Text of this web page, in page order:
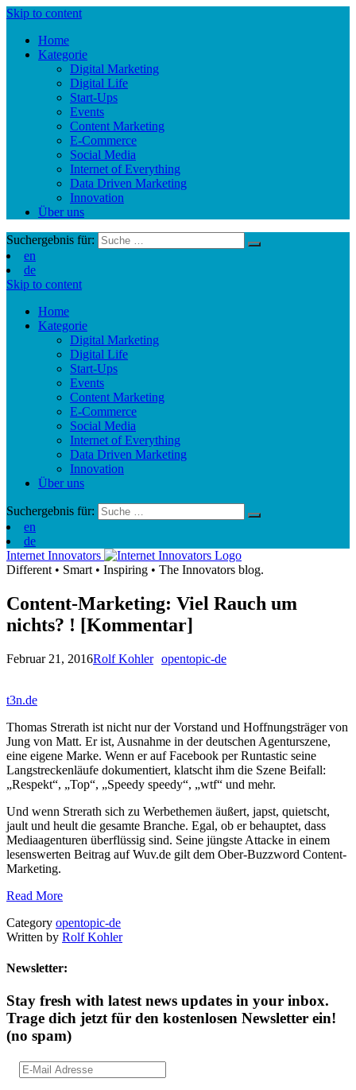
Skip to content
Home
Kategorie
Digital Marketing
Digital Life
Start-Ups
Events
Content Marketing
E-Commerce
Social Media
Internet of Everything
Data Driven Marketing
Innovation
Über uns
Suchergebnis für:
en
de
Skip to content
Home
Kategorie
Digital Marketing
Digital Life
Start-Ups
Events
Content Marketing
E-Commerce
Social Media
Internet of Everything
Data Driven Marketing
Innovation
Über uns
Suchergebnis für:
en
de
Internet Innovators
Different • Smart • Inspiring • The Innovators blog.
Content-Marketing: Viel Rauch um
nichts? ! [Kommentar]
Februar 21, 2016Rolf Kohler opentopic-de
t3n.de
Thomas Strerath ist nicht nur der Vorstand und Hoffnungsträger von
Jung von Matt. Er ist, Ausnahme in der deutschen Agenturszene,
eine eigene Marke. Wenn er auf Facebook per Runtastic seine
Langstreckenläufe dokumentiert, klatscht ihm die Szene Beifall:
„Respekt“, „Top“, „Speedy speedy“, „wtf“ und mehr.
Und wenn Strerath sich zu Werbethemen äußert, japst, quietscht,
jault und heult die gesamte Branche. Egal, ob er behauptet, dass
Mediaagenturen überflüssig sind. Seine jüngste Attacke in einem
lesenswerten Beitrag auf Wuv.de gilt dem Ober-Buzzword Content-
Marketing.
Read More
Category opentopic-de
Written by Rolf Kohler
Newsletter:
Stay fresh with latest news updates in your inbox.
Trage dich jetzt für den kostenlosen Newsletter ein!
(no spam)